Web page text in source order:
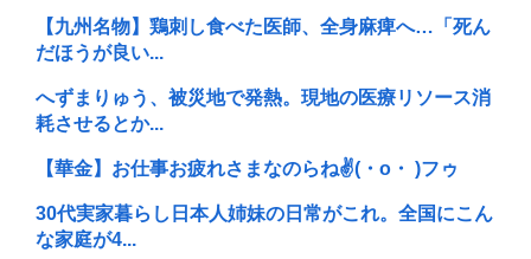
【九州名物】鶏刺し食べた医師、全身麻痺へ…「死ん
だほうが良い...
へずまりゅう、被災地で発熱。現地の医療リソース消
耗させるとか...
【華金】お仕事お疲れさまなのらね✌(・o・ )フゥ
30代実家暮らし日本人姉妹の日常がこれ。全国にこん
な家庭が4...